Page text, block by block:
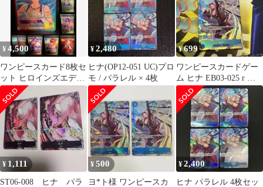
¥4,500
ワンピースカード8枚セ
ット ヒロインズエディ
ション まとめ売り
¥2,480
ヒナ(OP12-051 UC)プロ
モ / パラレル × 4枚
¥699
ワンピースカードゲー
ム ヒナ EB03-025 r パ
ラレル
¥ 1,111
ST06-008 ヒナ パラ
¥500
ヨ*ト様 ワンピースカ
¥2,400
ヒナ パラレル 4枚セッ